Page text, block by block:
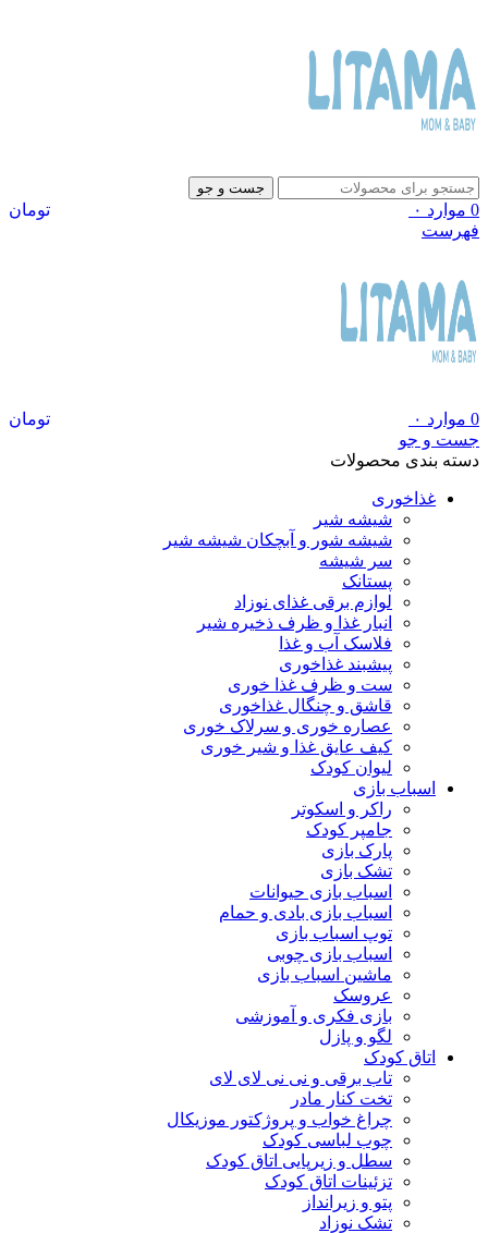
جست و جو
0 موارد ۰
تومان
فهرست
0 موارد ۰
تومان
جست و جو
دسته بندی محصولات
غذاخوری
شیشه شیر
شیشه ‌شور و آبچکان شیشه‌ شیر
سر شیشه
پستانک
لوازم برقی غذای نوزاد
انبار غذا و ظرف ذخیره شیر
فلاسک آب و غذا
پیشبند غذاخوری
ست و ظرف غذا خوری
قاشق و چنگال غذاخوری
عصاره خوری و سرلاک خوری
کیف عایق غذا و شیر خوری
لیوان کودک
اسباب بازی
راکر و اسکوتر
جامپر کودک
پارک بازی
تشک بازی
اسباب بازی حیوانات
اسباب بازی بادی و حمام
توپ اسباب بازی
اسباب بازی چوبی
ماشین اسباب بازی
عروسک
بازی فکری و آموزشی
لگو و پازل
اتاق کودک
تاب برقی و نی نی لای لای
تخت کنار مادر
چراغ خواب و پروژکتور موزیکال
چوب لباسی کودک
سطل و زیرپایی اتاق کودک
تزئینات اتاق کودک
پتو و زیرانداز
تشک نوزاد